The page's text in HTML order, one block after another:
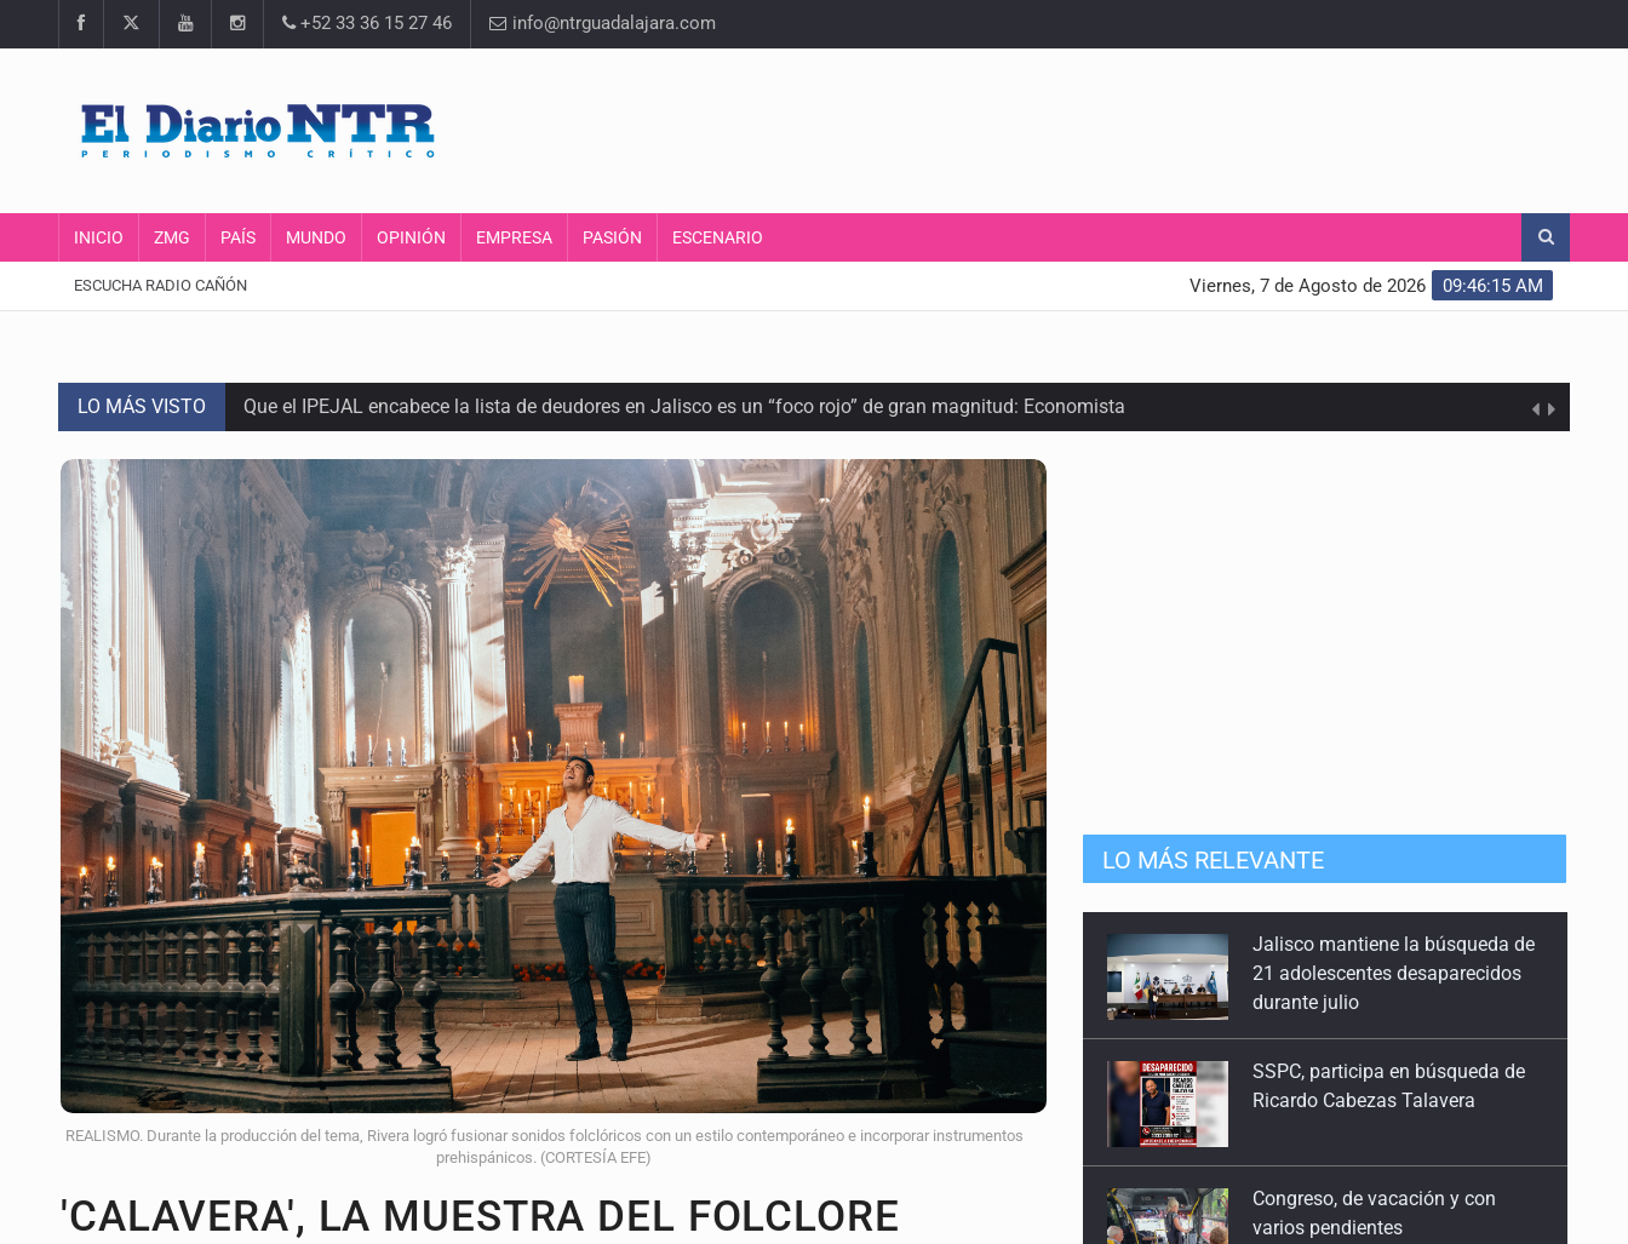
+52 33 36 15 27 46 info@ntrguadalajara.com
INICIO ZMG PAÍS MUNDO OPINIÓN EMPRESA PASIÓN ESCENARIO
ESCUCHA RADIO CAÑÓN 09:46:16 AM
Viernes, 7 de Agosto de 2026
LO MÁS VISTO Critican inoperancia de la ASEJ para recuperar fondos públicos
Catean centro de fraudes inmobiliarios en Zapopan
Ex policía es detenido por agresión y amenzas contra su pareja
Vecinos de Mirador de San Isidro denuncian tala; IJALVI lo niega
Reporta 627 acciones tras inundación en Balcones de Oblatos
SSPC, participa en búsqueda de Ricardo Cabezas Talavera
Proponen consulta popular por desarrollo de vivienda en Mirador de San Isidro
Identifican a más implicados en crimen de Valeria
Capturan a secuestradora buscada desde 2012
Que el IPEJAL encabece la lista de deudores en Jalisco es un “foco rojo” de gran magnitud: Economista
REALISMO. Durante la producción del tema, Rivera logró fusionar sonidos folclóricos con un estilo contemporáneo e incorporar instrumentos
prehispánicos. (CORTESÍA EFE)
'CALAVERA', LA MUESTRA DEL FOLCLORE
LO MÁS RELEVANTE
Jalisco mantiene la búsqueda de
21 adolescentes desaparecidos
durante julio
SSPC, participa en búsqueda de
Ricardo Cabezas Talavera
Congreso, de vacación y con
varios pendientes